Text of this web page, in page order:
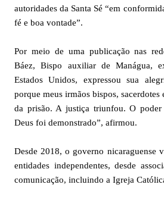
autoridades da Santa Sé “em
fé e boa vontade”.
Por meio de uma publicação nas
Báez, Bispo auxiliar de Manágua,
Estados Unidos, expressou sua
porque meus irmãos bispos, sacerdotes
da prisão. A justiça triunfou. O
Deus foi demonstrado”, afirmou.
Desde 2018, o governo nicaraguense
entidades independentes, desde
comunicação, incluindo a Igreja